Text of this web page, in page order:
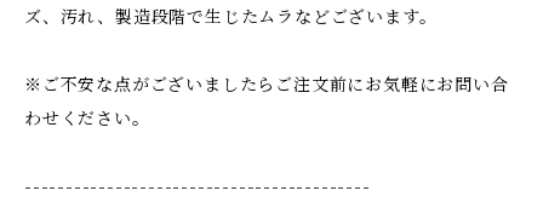
ズ、汚れ、製造段階で生じたムラなどございます。
※ご不安な点がございましたらご注文前にお気軽にお問い合
わせください。
------------------------------------------